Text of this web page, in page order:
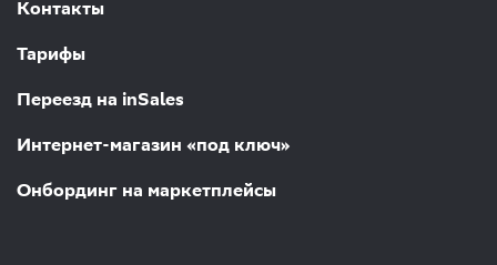
Контакты
Тарифы
Переезд на inSales
Интернет-магазин «под ключ»
Онбординг на маркетплейсы